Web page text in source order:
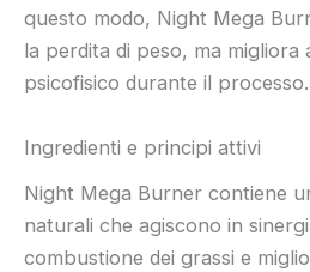
questo modo, Night Mega
la perdita di peso, ma migliora
psicofisico durante il processo.
Ingredienti e principi attivi
Night Mega Burner contiene
naturali che agiscono in
combustione dei grassi e